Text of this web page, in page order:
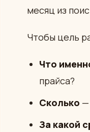
месяц из
Чтобы цель
Что
прайса?
Сколько —
За какой